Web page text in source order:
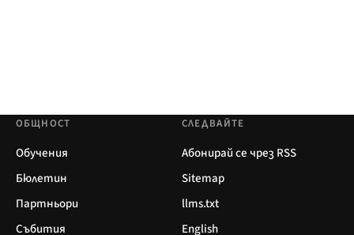
ОБЩНОСТ
Обучения
Бюлетин
Партньори
Събития
СЛЕДВАЙТЕ
Абонирай се чрез RSS
Sitemap
llms.txt
English